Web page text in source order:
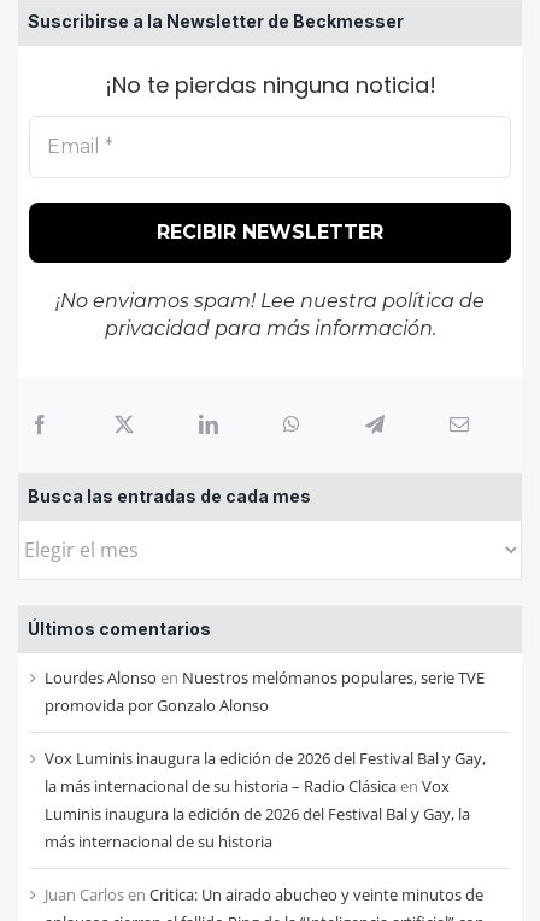
Suscribirse a la Newsletter de Beckmesser
¡No te pierdas ninguna noticia!
¡No enviamos spam! Lee nuestra política de
privacidadpara más información.
Busca las entradas de cada mes
Busca
entradas
de
cada
mes
Últimos comentarios
Lourdes Alonso en Nuestros melómanos populares, serie TVE
promovida por Gonzalo Alonso
Vox Luminis inaugura la edición de 2026 del Festival Bal y Gay,
la más internacional de su historia – Radio Clásicaen Vox
Luminis inaugura la edición de 2026 del Festival Bal y Gay, la
más internacional de su historia
Juan Carlosen Critica: Un airado abucheo y veinte minutos de